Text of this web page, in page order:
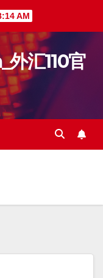
AM
外汇110官